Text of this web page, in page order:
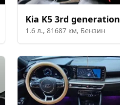
Kia K5 3rd generation
1.6 л., 81687 км, Бензин